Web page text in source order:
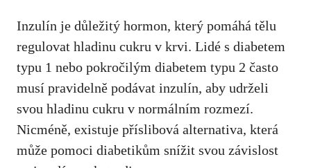
Inzulín je‍ důležitý hormon, který pomáhá tělu
regulovat hladinu cukru ‍v⁣ krvi. Lidé s diabetem
typu 1 nebo pokročilým diabetem typu⁢ 2 často​
musí pravidelně podávat inzulín, ⁣aby udrželi
svou hladinu cukru v normálním​ rozmezí.
Nicméně, existuje⁣ příslibová alternativa, která
může‌ pomoci diabetikům snížit svou závislost